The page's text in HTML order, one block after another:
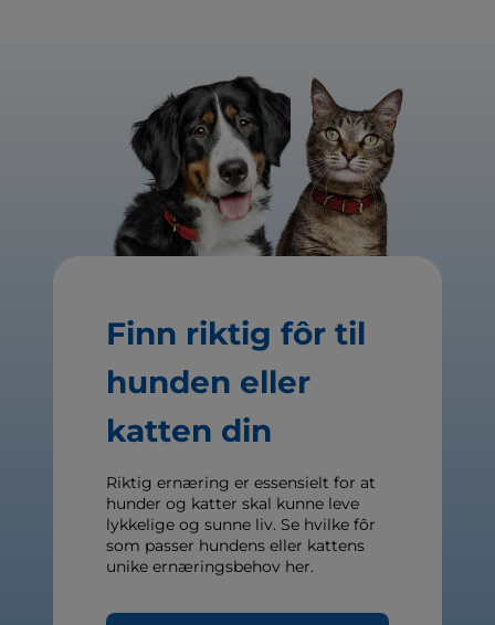
Finn riktig fôr til
hunden eller
katten din
Riktig ernæring er essensielt for at
hunder og katter skal kunne leve
lykkelige og sunne liv. Se hvilke fôr
som passer hundens eller kattens
unike ernæringsbehov her.